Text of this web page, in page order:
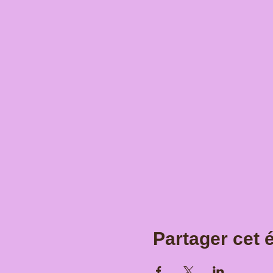
Partager cet